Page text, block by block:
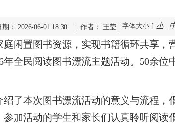
： 2026-06-01 18:30 | 作者： 王莹 | 字体大小:[ 小
闲置图书资源，实现书籍循环共享，
全民阅读图书漂流主题活动。50余位
了本次图书漂流活动的意义与流程，
加活动的学生和家长们认真聆听阅读